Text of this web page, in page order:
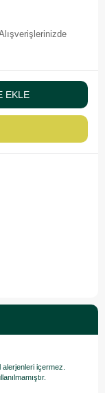
içermez.